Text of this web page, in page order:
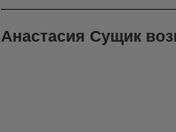
Анастасия Сущик